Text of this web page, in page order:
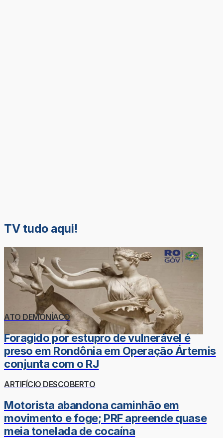
TV tudo aqui!
ATO DEMONÍACO
Foragido por estupro de vulnerável é
preso em Rondônia em Operação Ártemis
conjunta com o RJ
ARTIFÍCIO DESCOBERTO
Motorista abandona caminhão em
movimento e foge; PRF apreende quase
meia tonelada de cocaína